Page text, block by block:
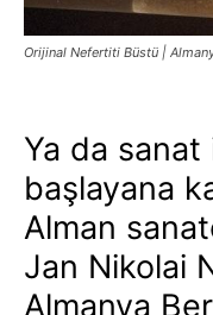
Orijinal Nefertiti Büstü |
Ya da sanat
başlayana
Alman
Jan Nikolai
Almanya